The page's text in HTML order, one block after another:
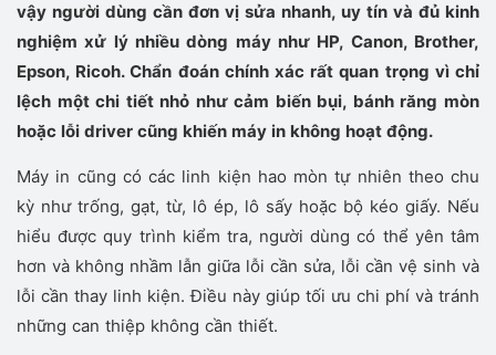
vậy người dùng cần đơn vị sửa nhanh, uy tín và đủ kinh
nghiệm xử lý nhiều dòng máy như HP, Canon, Brother,
Epson, Ricoh. Chẩn đoán chính xác rất quan trọng vì chỉ
lệch một chi tiết nhỏ như cảm biến bụi, bánh răng mòn
hoặc lỗi driver cũng khiến máy in không hoạt động.
Máy in cũng có các linh kiện hao mòn tự nhiên theo chu
kỳ như trống, gạt, từ, lô ép, lô sấy hoặc bộ kéo giấy. Nếu
hiểu được quy trình kiểm tra, người dùng có thể yên tâm
hơn và không nhầm lẫn giữa lỗi cần sửa, lỗi cần vệ sinh và
lỗi cần thay linh kiện. Điều này giúp tối ưu chi phí và tránh
những can thiệp không cần thiết.